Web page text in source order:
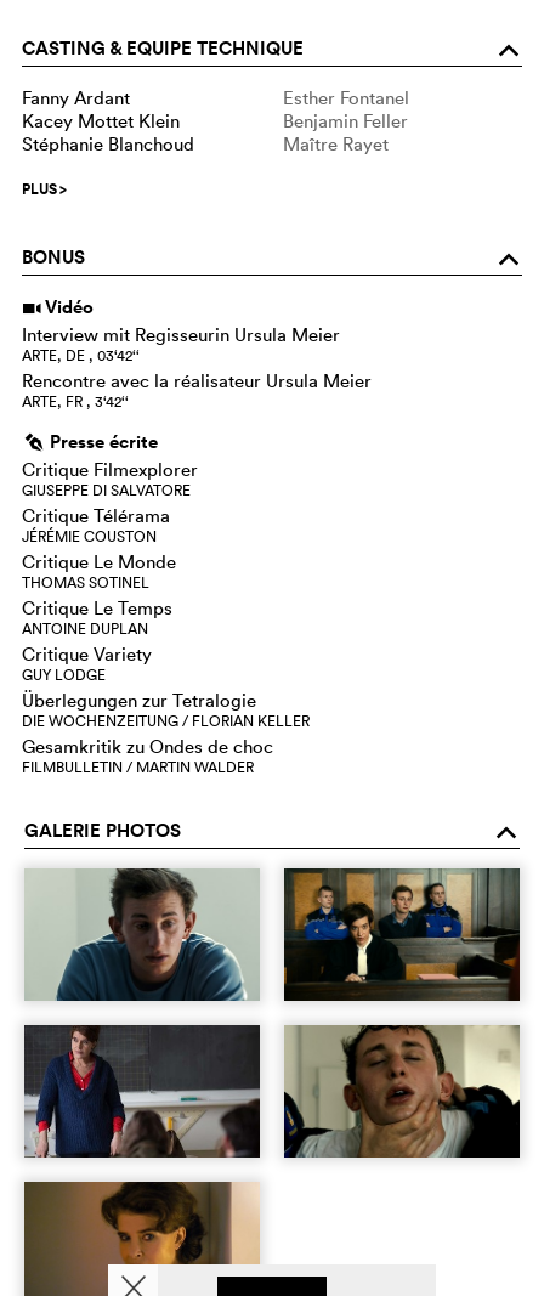
CASTING & EQUIPE TECHNIQUE o
Fanny Ardant
Esther Fontanel
Kacey Mottet Klein
Benjamin Feller
Stéphanie Blanchoud
Maître Rayet
PLUS>
BONUS o
i Vidéo
Interview mit Regisseurin Ursula Meier
ARTE, DE , 03‘42‘‘
Rencontre avec la réalisateur Ursula Meier
ARTE, FR , 3‘42‘‘
g Presse écrite
Critique Filmexplorer
GIUSEPPE DI SALVATORE
Critique Télérama
JÉRÉMIE COUSTON
Critique Le Monde
THOMAS SOTINEL
Critique Le Temps
ANTOINE DUPLAN
Critique Variety
GUY LODGE
Überlegungen zur Tetralogie
DIE WOCHENZEITUNG / FLORIAN KELLER
Gesamkritik zu Ondes de choc
FILMBULLETIN / MARTIN WALDER
GALERIE PHOTOS o